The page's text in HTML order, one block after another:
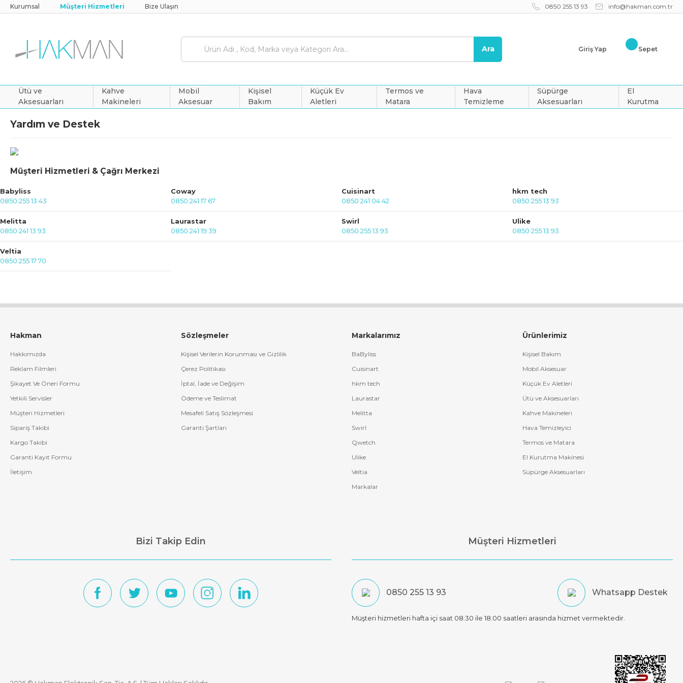
Kurumsal Müşteri Hizmetleri Bize Ulaşın 0850 255 13 93 info@hakman.com.tr
Ara Giriş Yap Sepet
Ütü ve
Aksesuarları
Kahve
Makineleri
Mobil
Aksesuar
Kişisel
Bakım
Küçük Ev
Aletleri
Termos ve
Matara
Hava
Temizleme
Süpürge
Aksesuarları
El
Kurutma
Yardım ve Destek
Müşteri Hizmetleri & Çağrı Merkezi
Babyliss
0850 255 13 43
Coway
0850 241 17 67
Cuisinart
0850 241 04 42
hkm tech
0850 255 13 93
Melitta
0850 241 13 93
Laurastar
0850 241 19 39
Swirl
0850 255 13 93
Ulike
0850 255 13 93
Veltia
0850 255 17 70
Hakman
Hakkımızda
Reklam Filmleri
Şikayet Ve Öneri Formu
Yetkili Servisler
Müşteri Hizmetleri
Sipariş Takibi
Kargo Takibi
Garanti Kayıt Formu
İletişim
Sözleşmeler
Kişisel Verilerin Korunması ve Gizlilik
Çerez Politikası
İptal, İade ve Değişim
Ödeme ve Teslimat
Mesafeli Satış Sözleşmesi
Garanti Şartları
Markalarımız
BaByliss
Cuisinart
hkm tech
Laurastar
Melitta
Swirl
Qwetch
Ulike
Veltia
Markalar
Ürünlerimiz
Kişisel Bakım
Mobil Aksesuar
Küçük Ev Aletleri
Ütü ve Aksesuarları
Kahve Makineleri
Hava Temizleyici
Termos ve Matara
El Kurutma Makinesi
Süpürge Aksesuarları
Bizi Takip Edin Müşteri Hizmetleri
0850 255 13 93 Whatsapp Destek
Müşteri hizmetleri hafta içi saat 08:30 ile 18:00 saatleri arasında hizmet vermektedir.